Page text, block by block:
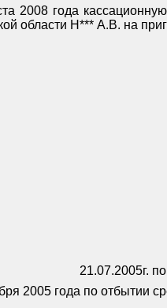
2008 года
области Н*** А.В. на
21.07.2005г.
2005 года по отбытии